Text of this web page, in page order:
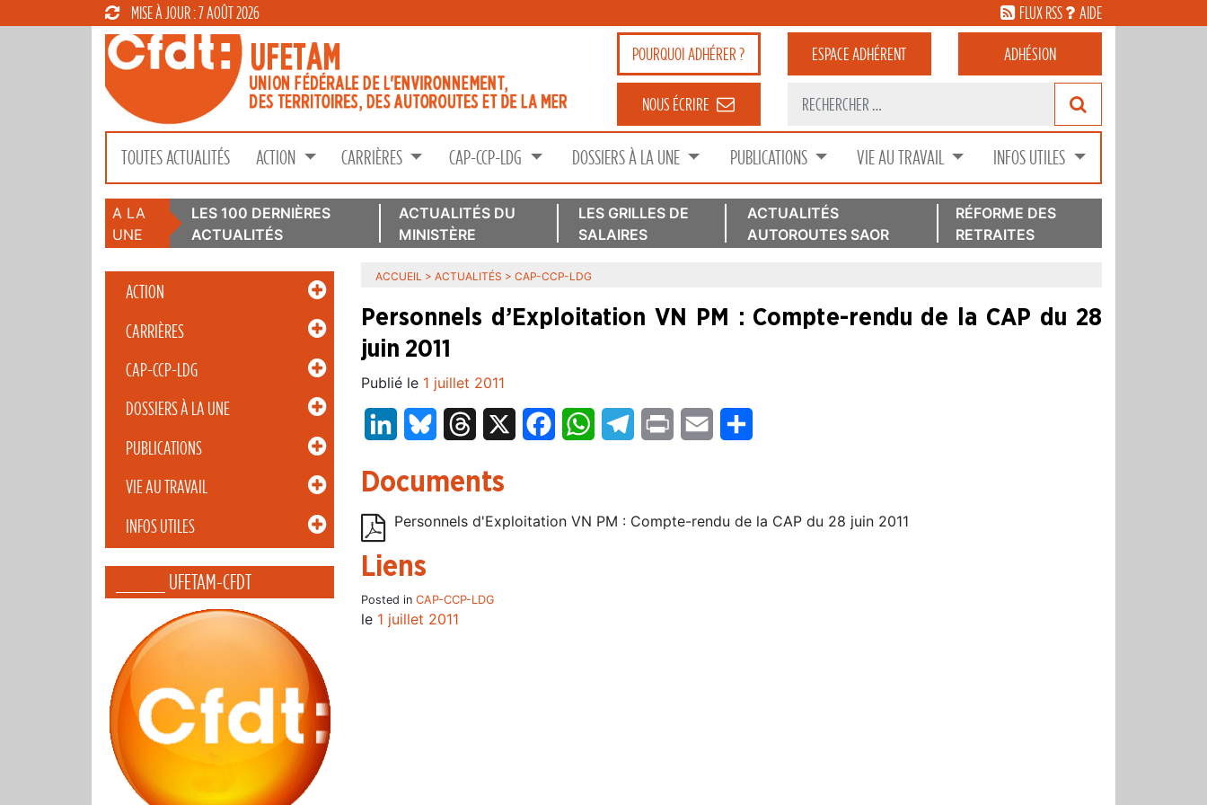
MISE À JOUR : 7 AOÛT 2026 FLUX RSS AIDE
POURQUOIADHÉRER ? ESPACEADHÉRENT ADHÉSION
NOUS ÉCRIRE
TOUTES ACTUALITÉS ACTION CARRIÈRES CAP-CCP-LDG DOSSIERS À LA UNE PUBLICATIONS VIE AU TRAVAIL INFOS UTILES
A LA
UNE
LES 100 DERNIÈRES
ACTUALITÉS
ACTUALITÉS DU
MINISTÈRE
LES GRILLES DE
SALAIRES
ACTUALITÉS
AUTOROUTES SAOR
RÉFORME DES
RETRAITES
ACTION
CARRIÈRES
CAP-CCP-LDG
DOSSIERS À LA UNE
PUBLICATIONS
VIE AU TRAVAIL
INFOS UTILES
_____ UFETAM-CFDT
ACCUEIL > ACTUALITÉS > CAP-CCP-LDG
Personnels d’Exploitation VN PM : Compte-rendu de la CAP du 28
juin 2011
Publié le 1 juillet 2011
LinkedInBluesky Threads FacebookWhatsAppTelegram
Print Email
Documents
Personnels d'Exploitation VN PM : Compte-rendu de la CAP du 28 juin 2011
Liens
Posted in CAP-CCP-LDG
le 1 juillet 2011